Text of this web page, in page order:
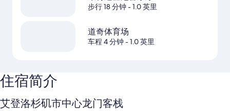
步行 18 分钟- 1.0 英里
道奇体育场
车程 4 分钟- 1.0 英里
住宿简介
艾登洛杉矶市中心龙门客栈